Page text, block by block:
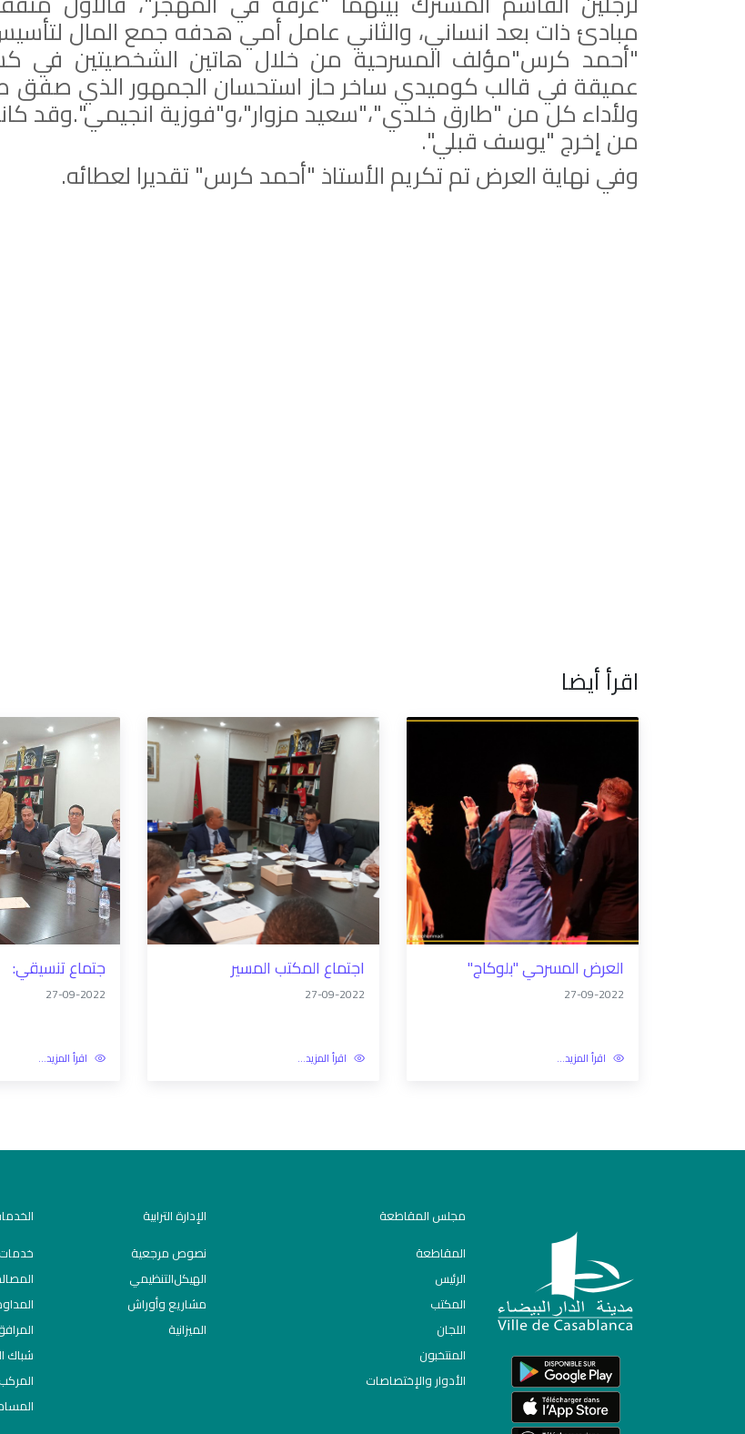
مبادئ ذات بعد انساني، والثاني عامل أمي هدفه جمع المال
"أحمد كرس"مؤلف المسرحية من خلال هاتين الشخصيتين في
عميقة في قالب كوميدي ساخر حاز استحسان الجمهور الذي صفق
ولأداء كل من "طارق خلدي"،"سعيد مزوار"،و"فوزية انجيمي".وقد
من إخرج "يوسف قبلي".
وفي نهاية العرض تم تكريم الأستاذ "أحمد كرس" تقديرا لعطائه.
اقرأ أيضا
العرض المسرحي "بلوكاج"
27-09-2022
اقرأ المزيد...
اجتماع المكتب المسير
27-09-2022
اقرأ المزيد...
جتماع تنسيقي:
27-09-2022
اقرأ المزيد...
مجلس المقاطعة
المقاطعة
الرئيس
المكتب
اللجان
المنتخبون
الأدوار والإختصاصات
الإدارة الترابية
نصوص مرجعية
اﻟﻬﯿﻜﻞاﻟﺘﻨﻈﯿﻤﻲ
مشاريع وأوراش
الميزانية
شباك